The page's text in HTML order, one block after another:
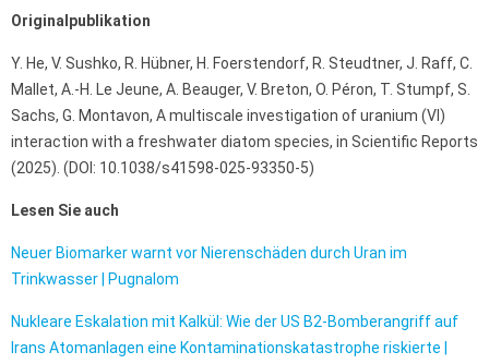
Originalpublikation
Y. He, V. Sushko, R. Hübner, H. Foerstendorf, R. Steudtner, J. Raff, C.
Mallet, A.-H. Le Jeune, A. Beauger, V. Breton, O. Péron, T. Stumpf, S.
Sachs, G. Montavon, A multiscale investigation of uranium (VI)
interaction with a freshwater diatom species, in Scientific Reports
(2025). (DOI: 10.1038/s41598-025-93350-5)
Lesen Sie auch
Neuer Biomarker warnt vor Nierenschäden durch Uran im
Trinkwasser | Pugnalom
Nukleare Eskalation mit Kalkül: Wie der US B2-Bomberangriff auf
Irans Atomanlagen eine Kontaminationskatastrophe riskierte |